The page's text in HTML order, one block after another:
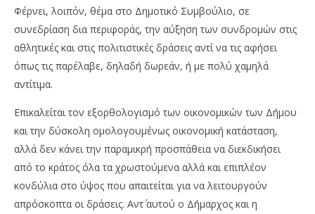
Φέρνει, λοιπόν, θέμα στο Δημοτικό Συμβούλιο, σε
συνεδρίαση δια περιφοράς, την αύξηση των συνδρομών στις
αθλητικές και στις πολιτιστικές δράσεις αντί να τις αφήσει
όπως τις παρέλαβε, δηλαδή δωρεάν, ή με πολύ χαμηλά
αντίτιμα.
Επικαλείται τον εξορθολογισμό των οικονομικών των Δήμου
και την δύσκολη ομολογουμένως οικονομική κατάσταση,
αλλά δεν κάνει την παραμικρή προσπάθεια να διεκδικήσει
από το κράτος όλα τα χρωστούμενα αλλά και επιπλέον
κονδύλια στο ύψος που απαιτείται για να λειτουργούν
απρόσκοπτα οι δράσεις. Αντ΄ αυτού ο Δήμαρχος και η